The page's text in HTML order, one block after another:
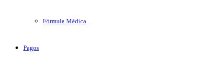
Fórmula Médica
Pagos